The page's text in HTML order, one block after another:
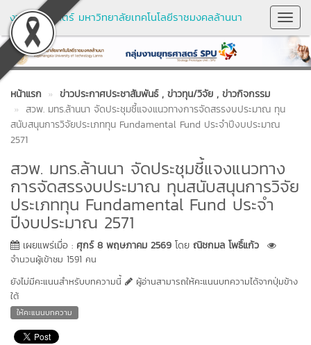
งานยุทธศาสตร์ มหาวิทยาลัยเทคโนโลยีราชมงคลล้านนา
หน้าแรก ข่าวประกาศประชาสัมพันธ์ , ข่าวทุน/วิจัย , ข่าวกิจกรรม
สวพ. มทร.ล้านนา จัดประชุมชี้แจงแนวทางการจัดสรรงบประมาณ ทุน
สนับสนุนการวิจัยประเภททุน Fundamental Fund ประจำปีงบประมาณ
2571
สวพ. มทร.ล้านนา จัดประชุมชี้แจงแนวทาง
การจัดสรรงบประมาณ ทุนสนับสนุนการวิจัย
ประเภททุน Fundamental Fund ประจำ
ปีงบประมาณ 2571
เผยแพร่เมื่อ : ศุกร์ 8 พฤษภาคม 2569 โดย ณิชกมล โพธิ์แก้ว
จำนวนผู้เข้าชม 1591 คน
ยังไม่มีคะแนนสำหรับบทความนี้
ผู้อ่านสามารถให้คะแนนบทความได้จากปุ่มข้าง
ใต้
ให้คะแนนบทความ